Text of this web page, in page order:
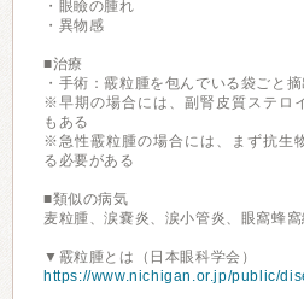
・眼瞼の腫れ
・異物感
■治療
・手術：霰粒腫を包んでいる袋ごと摘
※早期の場合には、副腎皮質ステロ
もある
※急性霰粒腫の場合には、まず抗生
る必要がある
■類似の病気
麦粒腫、涙嚢炎、涙小管炎、眼窩蜂
▼霰粒腫とは（日本眼科学会）
https://www.nichigan.or.jp/public/